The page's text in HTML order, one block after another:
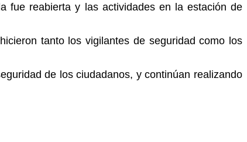
fue reabierta y las actividades en la estación de
tanto los vigilantes de seguridad como los
de los ciudadanos, y continúan realizando